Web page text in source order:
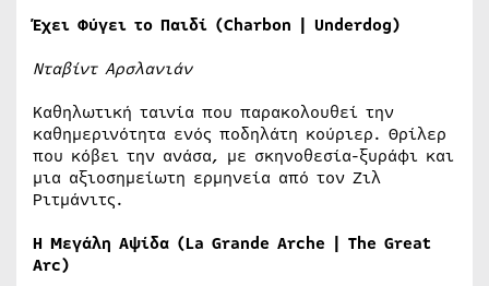
Έχει Φύγει το Παιδί (Charbon | Underdog)
Νταβίντ Αρσλανιάν
Καθηλωτική ταινία που παρακολουθεί την
καθημερινότητα ενός ποδηλάτη κούριερ. Θρίλερ
που κόβει την ανάσα, με σκηνοθεσία-ξυράφι και
μια αξιοσημείωτη ερμηνεία από τον Ζιλ
Ριτμάνιτς.
Η Μεγάλη Αψίδα (La Grande Arche | The Great
Arc)